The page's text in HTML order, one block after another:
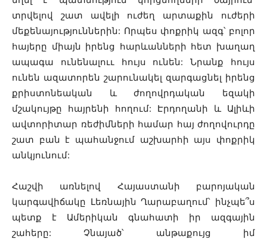
տրվելով շատ ավելի ուժեղ արտաքին ուժերի
մեքենայություններին: Որպես փոքրիկ ազգ՝ բոլոր
հայերը միայն իրենց հարևանների հետ խաղաղ
ապագա ունենալոււ հույս ունեն: Նրանք հույս
ունեն ազատորեն շարունակել զարգացնել իրենց
քրիստոնեական և ժողովրդական եզակի
մշակույթը հայրենի հողում: Էրդողանի և Ալիևի
ավտորիտար ռեժիմների համար հայ ժողովուրդը
շատ բան է պահանջում աշխարհի այս փոքրիկ
անկյունում:
Հաշվի առնելով Հայաստանի բարոյական
կարգավիճակը Լեռնային Ղարաբաղում՝ ինչպե՞ս
պետք է Ամերիկան գնահատի իր ազգային
շահերը: Չնայած՝ անթաքույց իմ